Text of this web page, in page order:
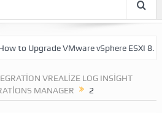
to Upgrade VMware vSphere ESXI 8.0
VREALIZE LOG INSIGHT
MANAGER
2